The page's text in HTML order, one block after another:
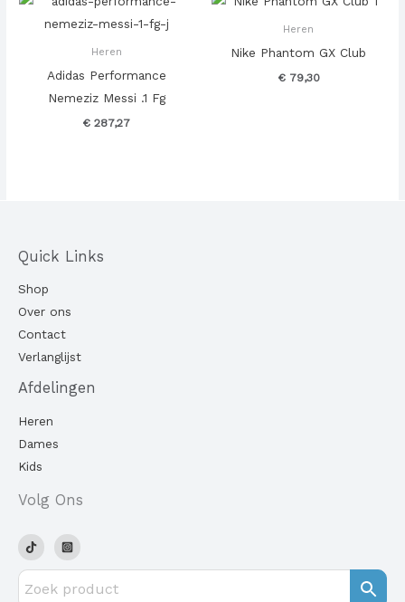
Heren
Adidas Performance
Nemeziz Messi .1 Fg
€ 287,27
Heren
Nike Phantom GX Club
€79,30
Quick Links
Shop
Over ons
Contact
Verlanglijst
Afdelingen
Heren
Dames
Kids
Volg Ons